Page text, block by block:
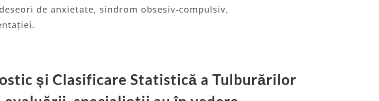
de anxietate, sindrom obsesiv-compulsiv,
și Clasificare Statistică a Tulburărilor